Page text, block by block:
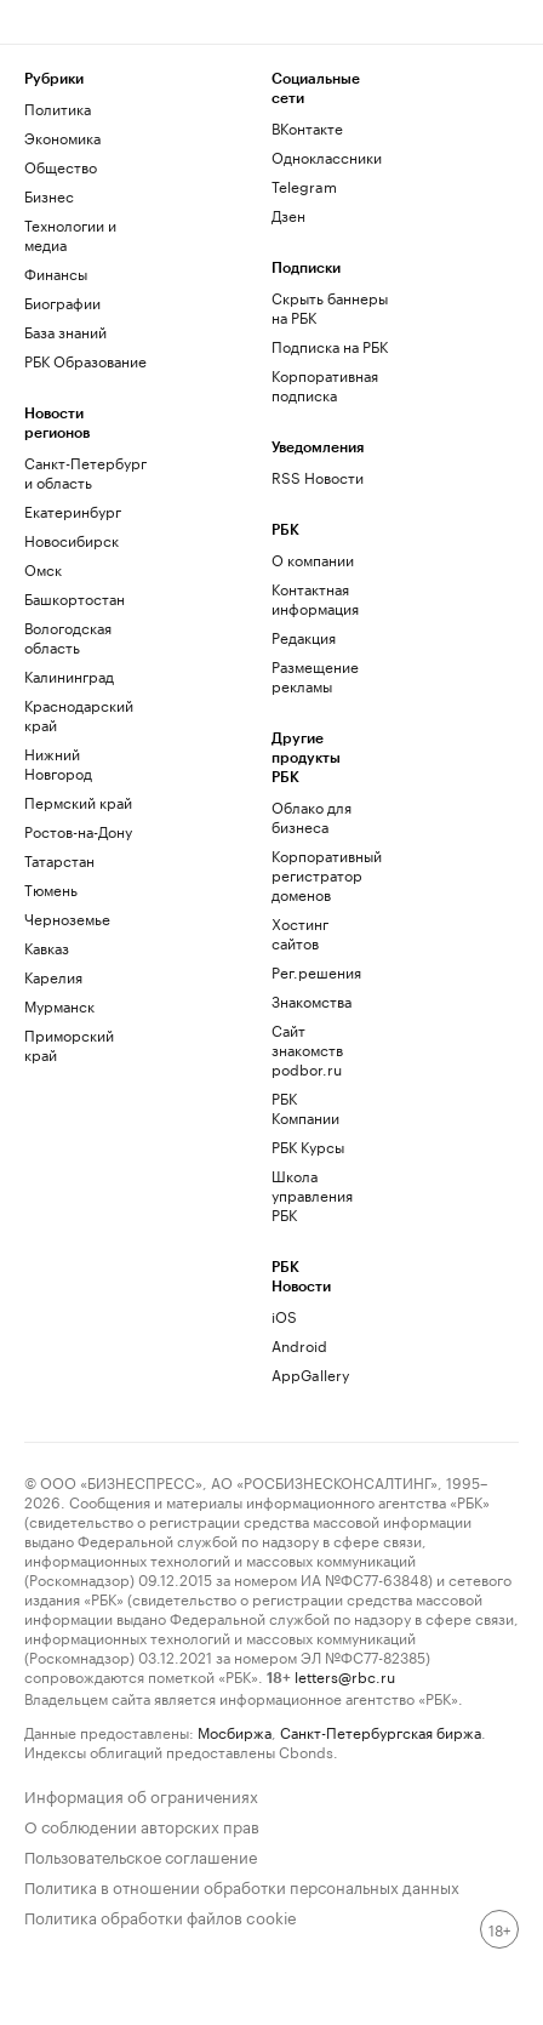
Рубрики
Политика
Экономика
Общество
Бизнес
Технологии и
медиа
Финансы
Биографии
База знаний
РБК Образование
Новости
регионов
Санкт-Петербург
и область
Екатеринбург
Новосибирск
Омск
Башкортостан
Вологодская
область
Калининград
Краснодарский
край
Нижний
Новгород
Пермский край
Ростов-на-Дону
Татарстан
Тюмень
Черноземье
Кавказ
Карелия
Мурманск
Приморский
край
Социальные
сети
ВКонтакте
Одноклассники
Telegram
Дзен
Подписки
Скрыть баннеры
на РБК
Подписка на РБК
Корпоративная
подписка
Уведомления
RSS Новости
РБК
О компании
Контактная
информация
Редакция
Размещение
рекламы
Другие
продукты
РБК
Облако для
бизнеса
Корпоративный
регистратор
доменов
Хостинг
сайтов
Рег.решения
Знакомства
Сайт
знакомств
podbor.ru
РБК
Компании
РБК Курсы
Школа
управления
РБК
РБК
Новости
iOS
Android
AppGallery
© ООО «БИЗНЕСПРЕСС», АО «РОСБИЗНЕСКОНСАЛТИНГ», 1995–
2026. Сообщения и материалы информационного агентства «РБК»
(свидетельство о регистрации средства массовой информации
выдано Федеральной службой по надзору в сфере связи,
информационных технологий и массовых коммуникаций
(Роскомнадзор) 09.12.2015 за номером ИА №ФС77-63848) и сетевого
издания «РБК» (свидетельство о регистрации средства массовой
информации выдано Федеральной службой по надзору в сфере связи,
информационных технологий и массовых коммуникаций
(Роскомнадзор) 03.12.2021 за номером ЭЛ №ФС77-82385)
сопровождаются пометкой «РБК».
18+ letters@rbc.ru
Владельцем сайта является информационное агентство «РБК».
Данные предоставлены: Мосбиржа Санкт-Петербургская биржа
Индексы облигаций предоставлены Cbonds.
Информация об ограничениях
О соблюдении авторских прав
Пользовательское соглашение
Политика в отношении обработки персональных данных
Политика обработки файлов cookie
18+